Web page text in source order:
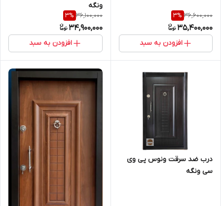
36,600,000
3%
35,400,000
افزودن به سبد
ونگه
36,100,000
3%
34,900,000
افزودن به سبد
درب ضد سرقت ونوس پی وی
سی ونگه